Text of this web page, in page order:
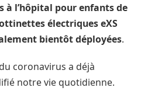
à l’hôpital pour enfants de
électriques eXS
bientôt déployées.
coronavirus a déjà
notre vie quotidienne.